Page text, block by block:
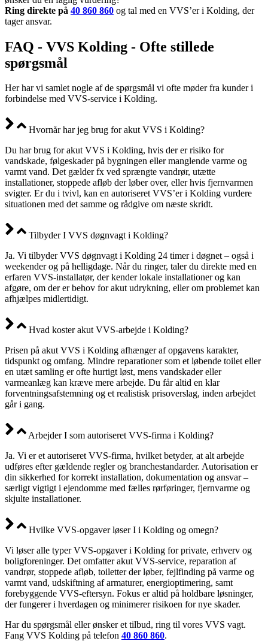
Ring direkte på 40 860 860 og tal med en VVS’er i Kolding, der
tager ansvar.
FAQ - VVS Kolding - Ofte stillede
spørgsmål
Her har vi samlet nogle af de spørgsmål vi ofte møder fra kunder i
forbindelse med VVS-service i Kolding.
Hvornår har jeg brug for akut VVS i Kolding?
Du har brug for akut VVS i Kolding, hvis der er risiko for
vandskade, følgeskader på bygningen eller manglende varme og
varmt vand. Det gælder fx ved sprængte vandrør, utætte
installationer, stoppede afløb der løber over, eller hvis fjernvarmen
svigter. Er du i tvivl, kan en autoriseret VVS’er i Kolding vurdere
situationen med det samme og rådgive om næste skridt.
Tilbyder I VVS døgnvagt i Kolding?
Ja. Vi tilbyder VVS døgnvagt i Kolding 24 timer i døgnet – også i
weekender og på helligdage. Når du ringer, taler du direkte med en
erfaren VVS-installatør, der kender lokale installationer og kan
afgøre, om der er behov for akut udrykning, eller om problemet kan
afhjælpes midlertidigt.
Hvad koster akut VVS-arbejde i Kolding?
Prisen på akut VVS i Kolding afhænger af opgavens karakter,
tidspunkt og omfang. Mindre reparationer som et løbende toilet eller
en utæt samling er ofte hurtigt løst, mens vandskader eller
varmeanlæg kan kræve mere arbejde. Du får altid en klar
forventningsafstemning og et realistisk prisoverslag, inden arbejdet
går i gang.
Arbejder I som autoriseret VVS-firma i Kolding?
Ja. Vi er et autoriseret VVS-firma, hvilket betyder, at alt arbejde
udføres efter gældende regler og branchestandarder. Autorisation er
din sikkerhed for korrekt installation, dokumentation og ansvar –
særligt vigtigt i ejendomme med fælles rørføringer, fjernvarme og
skjulte installationer.
Hvilke VVS-opgaver løser I i Kolding og omegn?
Vi løser alle typer VVS-opgaver i Kolding for private, erhverv og
boligforeninger. Det omfatter akut VVS-service, reparation af
vandrør, stoppede afløb, toiletter der løber, fejlfinding på varme og
varmt vand, udskiftning af armaturer, energioptimering, samt
forebyggende VVS-eftersyn. Fokus er altid på holdbare løsninger,
der fungerer i hverdagen og minimerer risikoen for nye skader.
Har du spørgsmål eller ønsker et tilbud, ring til vores VVS vagt.
Fang VVS Kolding på telefon 40 860 860.